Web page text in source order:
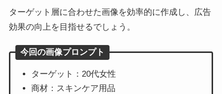
ターゲット層に合わせた画像を効率的に作成し、広告
効果の向上を目指せるでしょう。
今回の画像プロンプト
ターゲット：20代女性
商材：スキンケア用品